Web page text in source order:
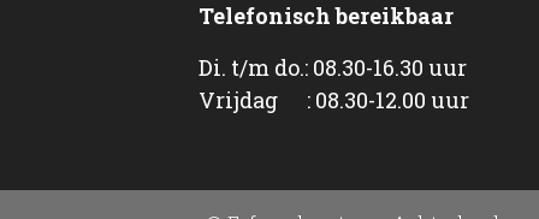
Telefonisch bereikbaar
Di. t/m do.: 08.30-16.30 uur
Vrijdag : 08.30-12.00 uur